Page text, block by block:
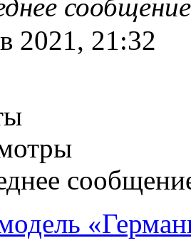
2021, 21:32